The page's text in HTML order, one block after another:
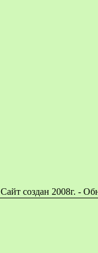
Сайт создан 2008г. -